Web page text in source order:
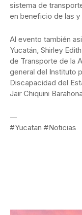
sistema de
en beneficio de las
Al evento también
Yucatán, Shirley
de Transporte de la
general del Instituto
Discapacidad del
Jair Chiquini
—
#Yucatan #Noticias